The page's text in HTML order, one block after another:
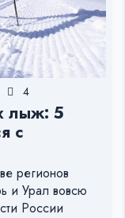
4
лыж: 5
с
регионов
и Урал вовсю
России